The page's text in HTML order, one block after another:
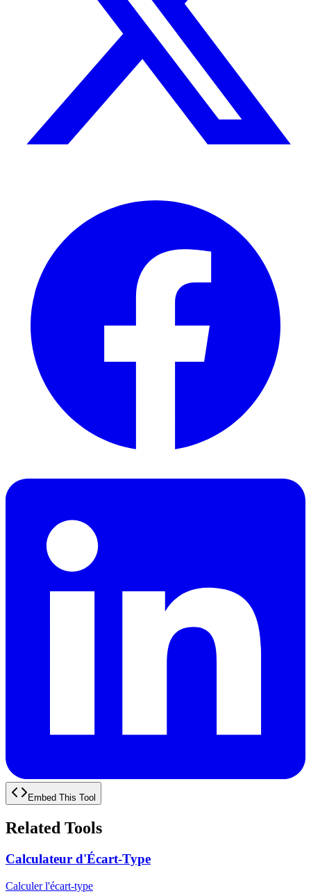
Embed This Tool
Related Tools
Calculateur d'Écart-Type
Calculer l'écart-type